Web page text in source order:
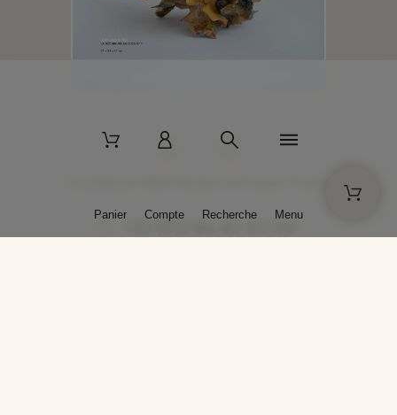
+33 (0)3 86 45 50 00
Panier Compte Recherche Menu